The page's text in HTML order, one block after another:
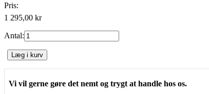
Pris:
1 295,00 kr
Antal:
Læg i kurv
Vi vil gerne gøre det nemt og trygt at handle hos os.